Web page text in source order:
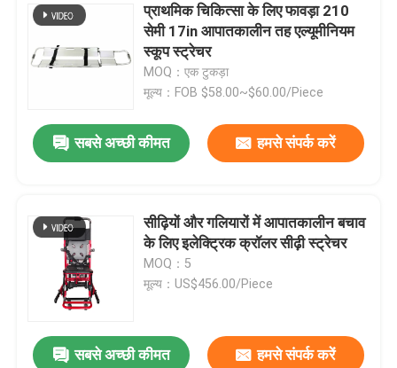
प्राथमिक चिकित्सा के लिए फावड़ा 210
सेमी 17in आपातकालीन तह एल्यूमीनियम
स्कूप स्ट्रेचर
MOQ：एक टुकड़ा
मूल्य：FOB $58.00~$60.00/Piece
सबसे अच्छी कीमत हमसे संपर्क करें
सीढ़ियों और गलियारों में आपातकालीन बचाव
के लिए इलेक्ट्रिक क्रॉलर सीढ़ी स्ट्रेचर
MOQ：5
मूल्य：US$456.00/Piece
सबसे अच्छी कीमत हमसे संपर्क करें